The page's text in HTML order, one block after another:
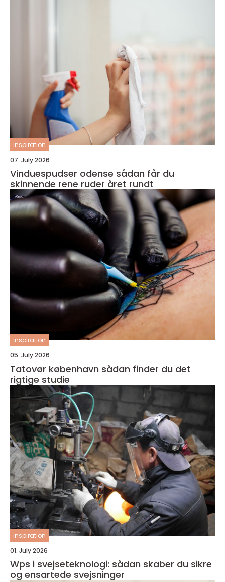
inspiration
07. July 2026
Vinduespudser odense sådan får du
skinnende rene ruder året rundt
inspiration
05. July 2026
Tatovør københavn sådan finder du det
rigtige studie
inspiration
01. July 2026
Wps i svejseteknologi: sådan skaber du sikre
og ensartede svejsninger